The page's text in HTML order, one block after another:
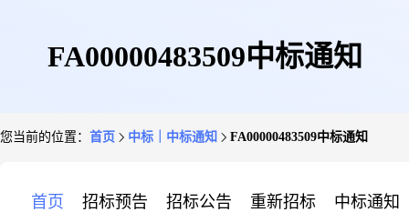
FA00000483509中标通知
您当前的位置： 首页 中标｜中标通知 FA00000483509中标通知
首页 招标预告 招标公告 重新招标 中标通知